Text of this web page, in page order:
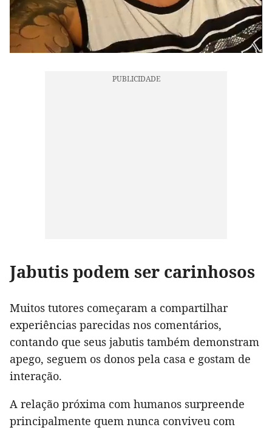
Jabutis podem ser carinhosos
Muitos tutores começaram a compartilhar
experiências parecidas nos comentários,
contando que seus jabutis também demonstram
apego, seguem os donos pela casa e gostam de
interação.
A relação próxima com humanos surpreende
principalmente quem nunca conviveu com